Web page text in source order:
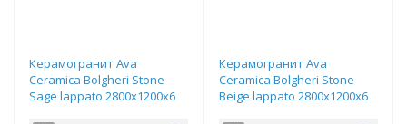
Керамогранит Ava
Ceramica Bolgheri Stone
Sage lappato 2800х1200х6
Керамогранит Ava
Ceramica Bolgheri Stone
Beige lappato 2800х1200х6